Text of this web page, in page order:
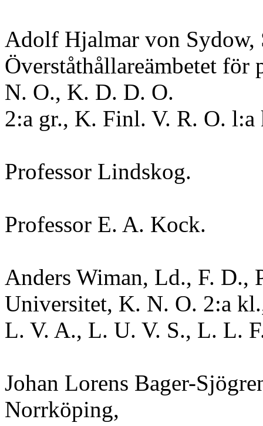
Adolf Hjalmar von Sydow,
Överståthållareämbetet
N. O., K. D. D. O.
2:a gr., K. Finl. V. R. O.
Professor Lindskog.
Professor E. A. Kock.
Anders Wiman, Ld., F. D.,
Universitet, K. N. O. 2:a
L. V. A., L. U. V. S., L. L.
Johan Lorens Bager-
Norrköping,